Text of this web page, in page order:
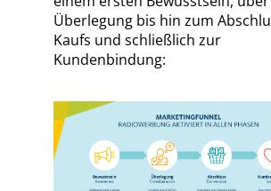
Überlegung bis hin zum
Kaufs und schließlich zur
Kundenbindung: